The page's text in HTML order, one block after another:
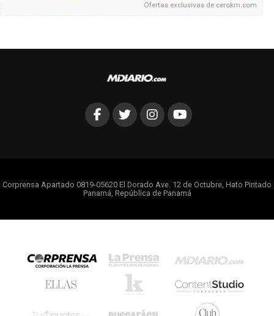
Ofertas exclusivas de cerokm.com
Corprensa Apartado 0819-05620 El Dorado Ave. 12 de Octubre, Hato Pintado
Panamá, República de Panamá